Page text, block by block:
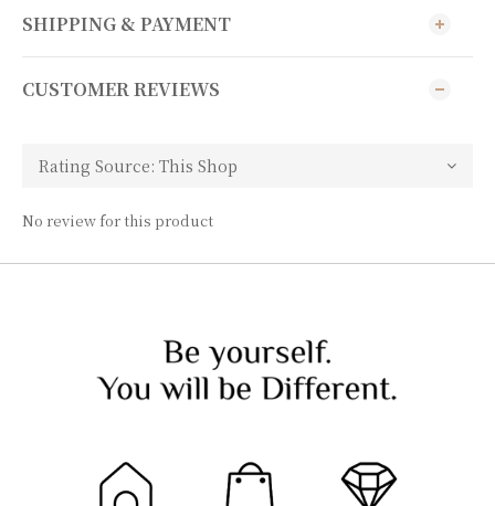
SHIPPING & PAYMENT
CUSTOMER REVIEWS
No review for this product